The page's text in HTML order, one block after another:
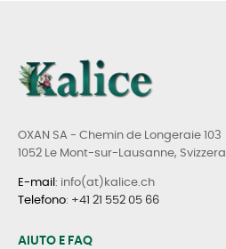
OXAN SA - Chemin de Longeraie 103
1052 Le Mont-sur-Lausanne, Svizzera
E-mail : info(at)kalice.ch
Telefono: +41 21 552 05 66
AIUTO E FAQ